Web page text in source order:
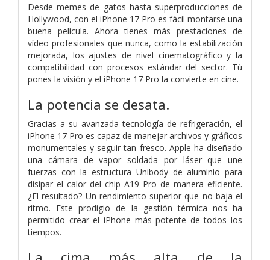
Desde memes de gatos hasta superproducciones de
Hollywood, con el iPhone 17 Pro es fácil montarse una
buena película. Ahora tienes más prestaciones de
vídeo profesionales que nunca, como la estabilización
mejorada, los ajustes de nivel cinematográfico y la
compatibilidad con procesos estándar del sector. Tú
pones la visión y el iPhone 17 Pro la convierte en cine.
La potencia se desata.
Gracias a su avanzada tecnología de refrigeración, el
iPhone 17 Pro es capaz de manejar archivos y gráficos
monumentales y seguir tan fresco. Apple ha diseñado
una cámara de vapor soldada por láser que une
fuerzas con la estructura Unibody de aluminio para
disipar el calor del chip A19 Pro de manera eficiente.
¿El resultado? Un rendimiento superior que no baja el
ritmo. Este prodigio de la gestión térmica nos ha
permitido crear el iPhone más potente de todos los
tiempos.